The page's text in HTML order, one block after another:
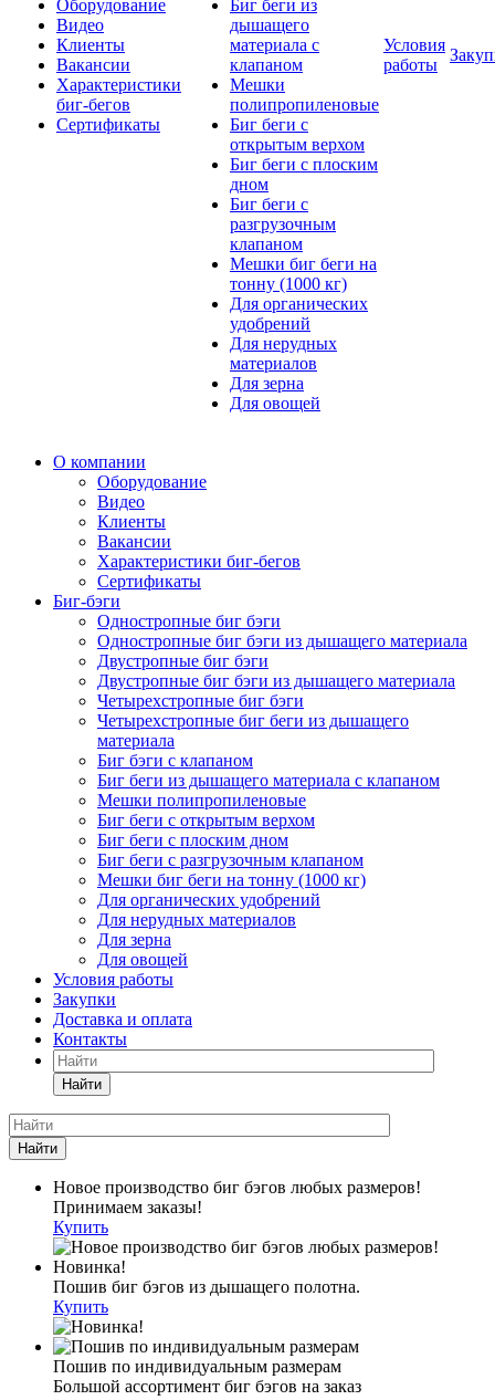
Оборудование
Видео
Клиенты
Вакансии
Характеристики
биг-бегов
Сертификаты
Биг беги из
дышащего
материала с
клапаном
Мешки
полипропиленовые
Биг беги с
открытым верхом
Биг беги с плоским
дном
Биг беги с
разгрузочным
клапаном
Мешки биг беги на
тонну (1000 кг)
Для органических
удобрений
Для нерудных
материалов
Для зерна
Для овощей
Условия
работы
О компании
Оборудование
Видео
Клиенты
Вакансии
Характеристики биг-бегов
Сертификаты
Биг-бэги
Одностропные биг бэги
Одностропные биг бэги из дышащего материала
Двустропные биг бэги
Двустропные биг бэги из дышащего материала
Четырехстропные биг бэги
Четырехстропные биг беги из дышащего
материала
Биг бэги с клапаном
Биг беги из дышащего материала с клапаном
Мешки полипропиленовые
Биг беги с открытым верхом
Биг беги с плоским дном
Биг беги с разгрузочным клапаном
Мешки биг беги на тонну (1000 кг)
Для органических удобрений
Для нерудных материалов
Для зерна
Для овощей
Условия работы
Закупки
Доставка и оплата
Контакты
Найти
Найти
Новое производство биг бэгов любых размеров!
Принимаем заказы!
Купить
Новинка!
Пошив биг бэгов из дышащего полотна.
Купить
Пошив по индивидуальным размерам
Большой ассортимент биг бэгов на заказ